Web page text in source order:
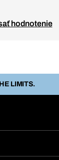
hodnotenie
LIMITS.